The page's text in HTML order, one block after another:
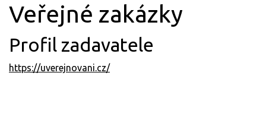
Veřejné zakázky
Profil zadavatele
https://uverejnovani.cz/